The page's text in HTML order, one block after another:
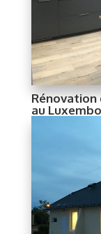
Rénovation
au